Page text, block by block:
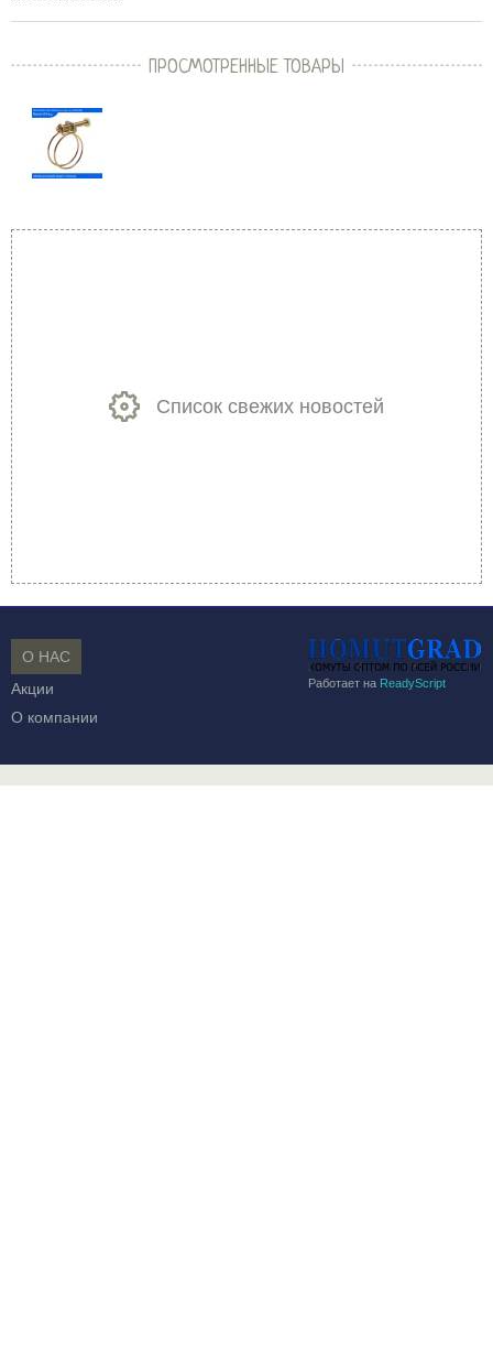
ПРОСМОТРЕННЫЕ ТОВАРЫ
Список свежих новостей
Работает на ReadyScript
О НАС
Акции
О компании